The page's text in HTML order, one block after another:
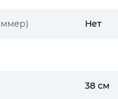
Нет
38 см